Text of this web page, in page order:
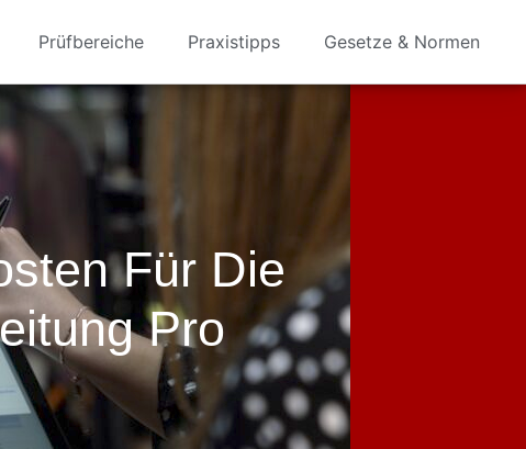
Prüfbereiche Praxistipps Gesetze & Normen
Für Die
Pro